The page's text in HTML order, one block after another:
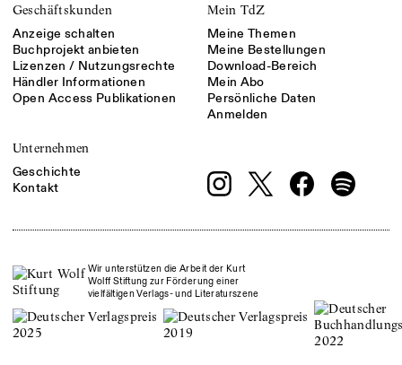
Geschäftskunden
Anzeige schalten
Buchprojekt anbieten
Lizenzen / Nutzungsrechte
Händler Informationen
Open Access Publikationen
Mein TdZ
Meine Themen
Meine Bestellungen
Download-Bereich
Mein Abo
Persönliche Daten
Anmelden
Unternehmen
Geschichte
Kontakt
Wir unterstützen die Arbeit der Kurt
Wolff Stiftung zur Förderung einer
vielfältigen Verlags- und Literaturszene